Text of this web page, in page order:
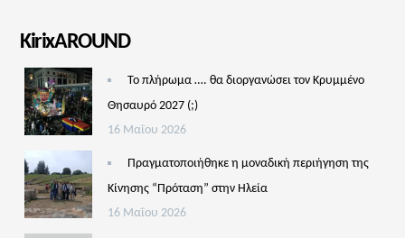
KirixAROUND
Το πλήρωμα …. θα διοργανώσει τον Κρυμμένο
Θησαυρό 2027 (;)
16 Μαΐου 2026
Πραγματοποιήθηκε η μοναδική περιήγηση της
Κίνησης “Πρόταση” στην Ηλεία
16 Μαΐου 2026